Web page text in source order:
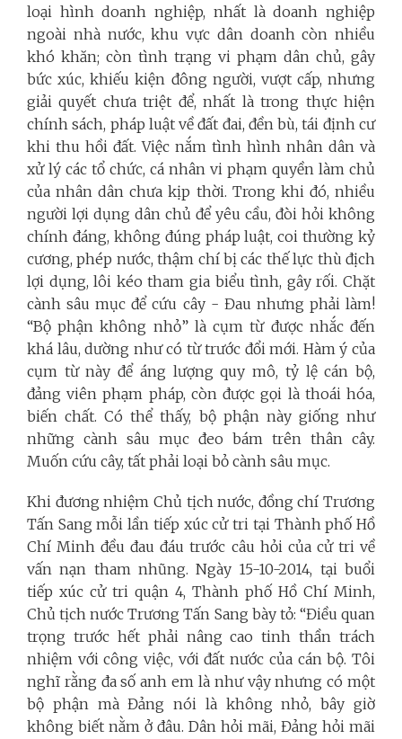
loại hình doanh nghiệp, nhất là doanh nghiệp
ngoài nhà nước, khu vực dân doanh còn nhiều
khó khăn; còn tình trạng vi phạm dân chủ, gây
bức xúc, khiếu kiện đông người, vượt cấp, nhưng
giải quyết chưa triệt để, nhất là trong thực hiện
chính sách, pháp luật về đất đai, đền bù, tái định cư
khi thu hồi đất. Việc nắm tình hình nhân dân và
xử lý các tổ chức, cá nhân vi phạm quyền làm chủ
của nhân dân chưa kịp thời. Trong khi đó, nhiều
người lợi dụng dân chủ để yêu cầu, đòi hỏi không
chính đáng, không đúng pháp luật, coi thường kỷ
cương, phép nước, thậm chí bị các thế lực thù địch
lợi dụng, lôi kéo tham gia biểu tình, gây rối. Chặt
cành sâu mục để cứu cây - Đau nhưng phải làm!
“Bộ phận không nhỏ” là cụm từ được nhắc đến
khá lâu, dường như có từ trước đổi mới. Hàm ý của
cụm từ này để áng lượng quy mô, tỷ lệ cán bộ,
đảng viên phạm pháp, còn được gọi là thoái hóa,
biến chất. Có thể thấy, bộ phận này giống như
những cành sâu mục đeo bám trên thân cây.
Muốn cứu cây, tất phải loại bỏ cành sâu mục.
Khi đương nhiệm Chủ tịch nước, đồng chí Trương
Tấn Sang mỗi lần tiếp xúc cử tri tại Thành phố Hồ
Chí Minh đều đau đáu trước câu hỏi của cử tri về
vấn nạn tham nhũng. Ngày 15-10-2014, tại buổi
tiếp xúc cử tri quận 4, Thành phố Hồ Chí Minh,
Chủ tịch nước Trương Tấn Sang bày tỏ: “Điều quan
trọng trước hết phải nâng cao tinh thần trách
nhiệm với công việc, với đất nước của cán bộ. Tôi
nghĩ rằng đa số anh em là như vậy nhưng có một
bộ phận mà Đảng nói là không nhỏ, bây giờ
không biết nằm ở đâu. Dân hỏi mãi, Đảng hỏi mãi